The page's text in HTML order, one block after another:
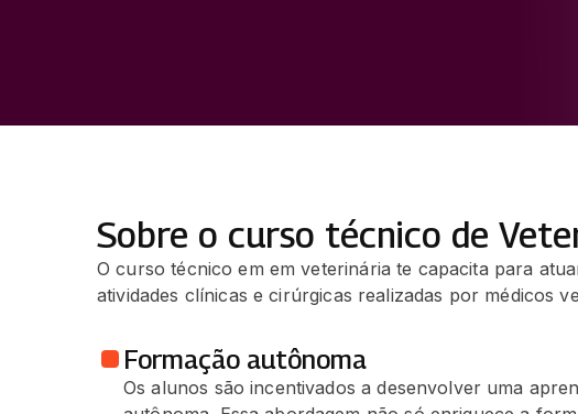
Sobre o curso técnico de
O curso técnico em em veterinária te capacita para
atividades clínicas e cirúrgicas realizadas por médicos
Formação autônoma
Os alunos são incentivados a desenvolver uma